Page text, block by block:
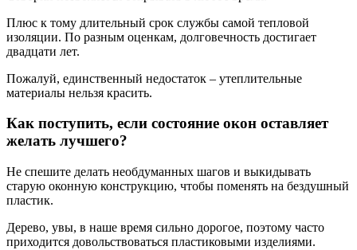
Плюс к тому длительный срок службы самой тепловой
изоляции. По разным оценкам, долговечность достигает
двадцати лет.
Пожалуй, единственный недостаток – утеплительные
материалы нельзя красить.
Как поступить, если состояние окон оставляет
желать лучшего?
Не спешите делать необдуманных шагов и выкидывать
старую оконную конструкцию, чтобы поменять на бездушный
пластик.
Дерево, увы, в наше время сильно дорогое, поэтому часто
приходится довольствоваться пластиковыми изделиями.